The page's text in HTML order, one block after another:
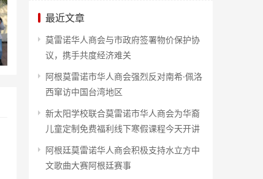
最近文章
莫雷诺华人商会与市政府签署物价保护协
议，携手共度经济难关
阿根莫雷诺市华人商会强烈反对南希·佩洛
西窜访中国台湾地区
新太阳学校联合莫雷诺市华人商会为华裔
儿童定制免费福利线下寒假课程今天开讲
阿根廷莫雷诺华人商会积极支持水立方中
文歌曲大赛阿根廷赛事